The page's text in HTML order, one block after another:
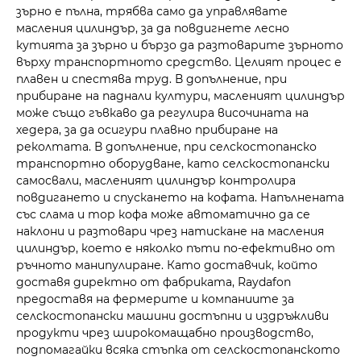
зърно е пълна, трябва само да управлявате
масления цилиндър, за да повдигнете лесно
кутията за зърно и бързо да разтоварите зърното
върху транспортното средство. Целият процес е
плавен и спестява труд. В допълнение, при
прибиране на паднали култури, масленият цилиндър
може също гъвкаво да регулира височината на
хедера, за да осигури плавно прибиране на
реколтата. В допълнение, при селскостопанско
транспортно оборудване, като селскостопански
самосвали, масленият цилиндър контролира
повдигането и спускането на кофата. Напълнената
със слама и тор кофа може автоматично да се
наклони и разтовари чрез натискане на масления
цилиндър, което е няколко пъти по-ефективно от
ръчното манипулиране. Като доставчик, който
доставя директно от фабриката, Raydafon
предоставя на фермерите и компаниите за
селскостопански машини достъпни и издръжливи
продукти чрез широкомащабно производство,
подпомагайки всяка стъпка от селскостопанското